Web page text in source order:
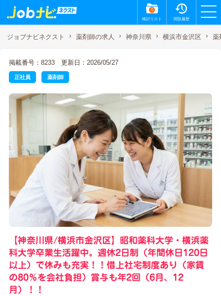
0
検討リスト 閲覧履歴
ジョブナビネクスト 薬剤師の求人 神奈川県 横浜市金沢区 薬
掲載番号：8233 更新日：2026/05/27
正社員 薬剤師
【神奈川県/横浜市金沢区】昭和薬科大学・横浜薬
科大学卒業生活躍中。週休2日制（年間休日120日
以上）で休みも充実！！借上社宅制度あり（家賃
の80％を会社負担）賞与も年2回（6月、12
月）！！